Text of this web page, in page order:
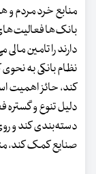
منابع خرد مردم و
بانک‌ها
دارند را تامین
نظام بانکی به
کند، حائز اهمیت
دلیل تنوع و گستره
دسته‌بندی کند و
صنایع کمک کند،